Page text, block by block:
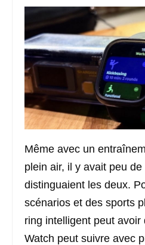
Même avec un
plein air, il y avait peu
distinguaient les deux.
scénarios et des sports
ring intelligent peut avoir
Watch peut suivre avec